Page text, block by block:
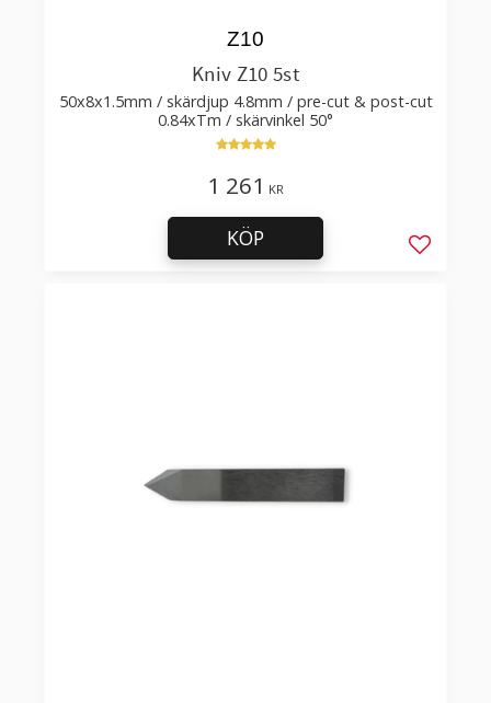
Kniv Z10 5st
50x8x1.5mm / skärdjup 4.8mm / pre-cut & post-cut
0.84xTm / skärvinkel 50°
Z10
1 261 KR
Lägg till
KÖP